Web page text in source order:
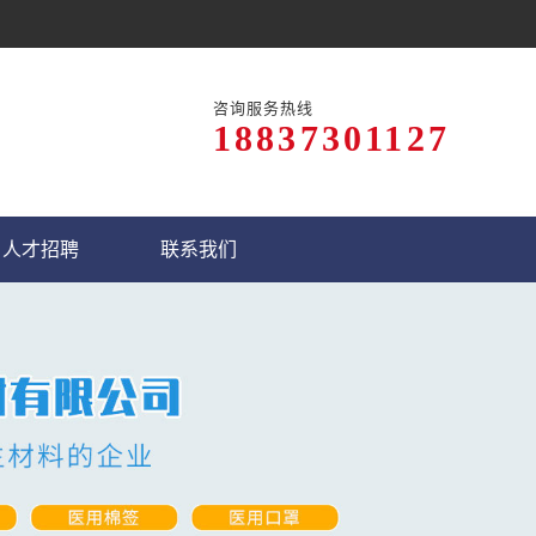
咨询服务热线
18837301127
人才招聘 联系我们